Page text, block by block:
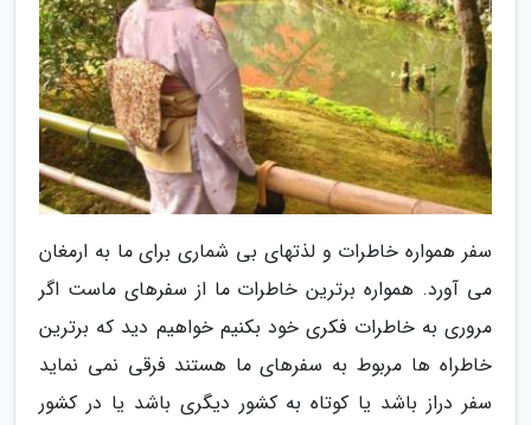
سفر همواره خاطرات و لذتهای بی شماری برای ما به ارمغان
می آورد. همواره برترین خاطرات ما از سفرهای ماست اگر
مروری به خاطرات فکری خود بکنیم خواهیم دید که برترین
خاطراه ها مربوط به سفرهای ما هستند فرقی نمی نماید
سفر دراز باشد یا کوتاه به کشور دیگری باشد یا در کشور